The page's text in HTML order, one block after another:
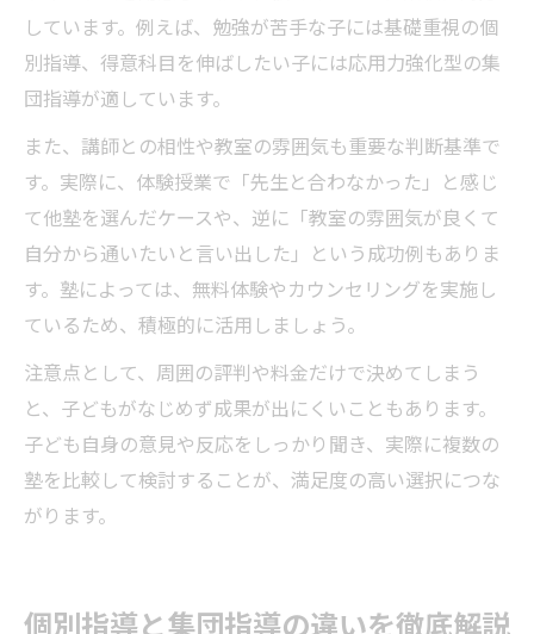
しています。例えば、勉強が苦手な子には基礎重視の個
別指導、得意科目を伸ばしたい子には応用力強化型の集
団指導が適しています。
また、講師との相性や教室の雰囲気も重要な判断基準で
す。実際に、体験授業で「先生と合わなかった」と感じ
て他塾を選んだケースや、逆に「教室の雰囲気が良くて
自分から通いたいと言い出した」という成功例もありま
す。塾によっては、無料体験やカウンセリングを実施し
ているため、積極的に活用しましょう。
注意点として、周囲の評判や料金だけで決めてしまう
と、子どもがなじめず成果が出にくいこともあります。
子ども自身の意見や反応をしっかり聞き、実際に複数の
塾を比較して検討することが、満足度の高い選択につな
がります。
個別指導と集団指導の違いを徹底解説